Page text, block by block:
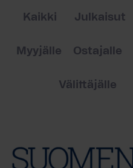
Kaikki Julkaisut
Myyjälle Ostajalle
Välittäjälle